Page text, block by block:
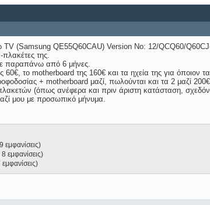
(Samsung QE55Q60CAU) Version No: 12/QCQ60/
της.
παραπάνω από 6 μήνες.
60€, το motherboard της 160€ και τα ηχεία της για όποιον
+ motherboard μαζί, πωλούνται και τα 2 μαζί
(όπως ανέφερα και πριν άριστη κατάσταση, σχεδόν
μου με προσωπικό μήνυμα.
εμφανίσεις)
εμφανίσεις)